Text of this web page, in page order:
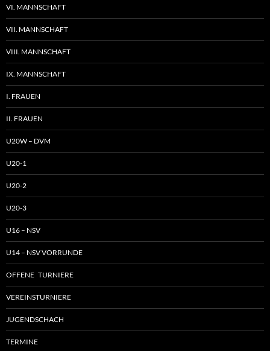
VI. MANNSCHAFT
VII. MANNSCHAFT
VIII. MANNSCHAFT
IX. MANNSCHAFT
I. FRAUEN
II. FRAUEN
U20W – DVM
U20-1
U20-2
U20-3
U16 – NSV
U14 – NSV VORRUNDE
OFFENE TURNIERE
VEREINSTURNIERE
JUGENDSCHACH
TERMINE